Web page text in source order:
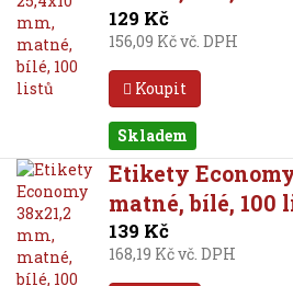
129 Kč
156,09 Kč vč. DPH
Koupit
Skladem
Etikety
matné, bílé, 100
139 Kč
168,19 Kč vč. DPH